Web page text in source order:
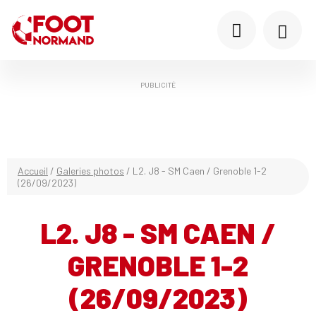
PUBLICITÉ
Accueil / Galeries photos / L2. J8 - SM Caen / Grenoble 1-2
(26/09/2023)
L2. J8 - SM CAEN /
GRENOBLE 1-2
(26/09/2023)